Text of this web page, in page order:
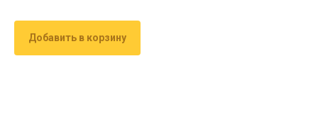
Добавить в корзину